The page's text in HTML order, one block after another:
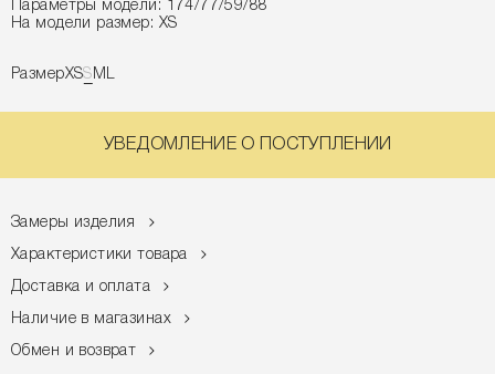
Параметры модели: 174/77/59/88
На модели размер: XS
РазмерXSS M L
УВЕДОМЛЕНИЕ О ПОСТУПЛЕНИИ
Замеры изделия
Характеристики товара
Доставка и оплата
Наличие в магазинах
Обмен и возврат